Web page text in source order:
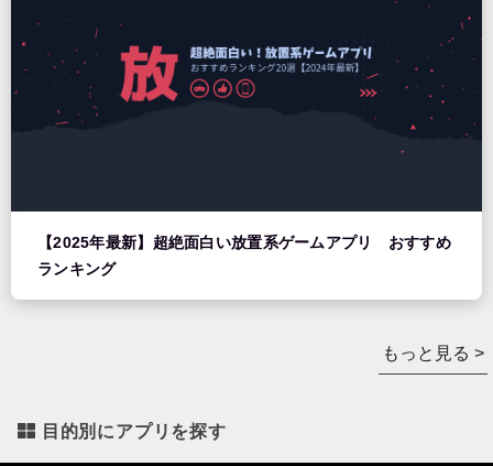
【2025年最新】超絶面白い放置系ゲームアプリ おすすめ
ランキング
もっと見る >
目的別にアプリを探す